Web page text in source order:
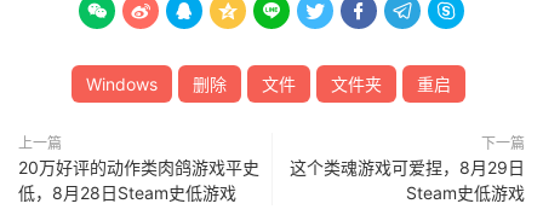
        
Windows 删除 文件 文件夹 重启
上一篇
20万好评的动作类肉鸽游戏平史
低，8月28日Steam史低游戏
下一篇
这个类魂游戏可爱捏，8月29日
Steam史低游戏